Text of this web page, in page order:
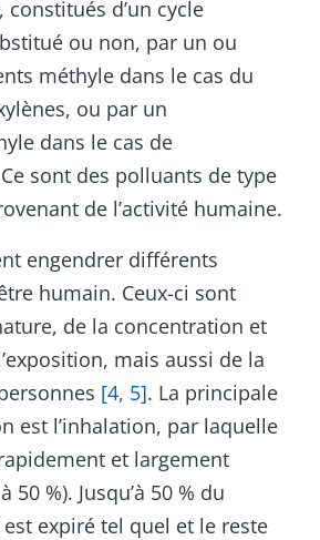
d’un cycle
ou non, par un ou
méthyle dans le cas du
ou par un
dans le cas de
sont des polluants de type
de l’activité humaine.
engendrer différents
humain. Ceux-ci sont
de la concentration et
mais aussi de la
[4, 5]. La principale
est l’inhalation, par laquelle
et largement
50 %). Jusqu’à 50 % du
expiré tel quel et le reste